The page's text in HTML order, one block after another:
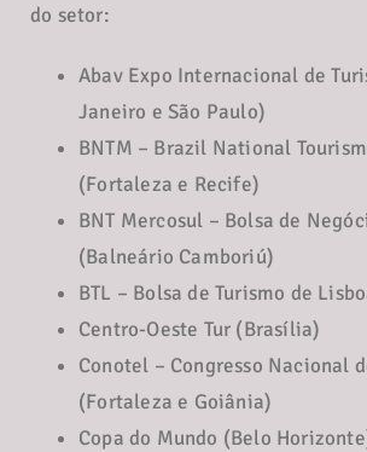
do setor:
Abav Expo Internacional de
Janeiro e São Paulo)
BNTM – Brazil National
(Fortaleza e Recife)
BNT Mercosul – Bolsa de
(Balneário Camboriú)
BTL – Bolsa de Turismo de
Centro-Oeste Tur (Brasília)
Conotel – Congresso Nacional
(Fortaleza e Goiânia)
Copa do Mundo (Belo